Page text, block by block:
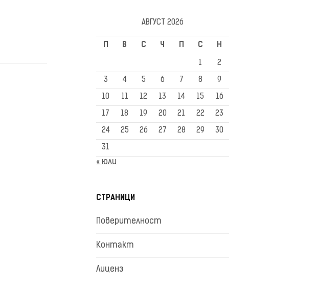
АВГУСТ 2026
В С Ч С Н
1 2
3 4 5 6 7 8 9
10 11 12 13 14 15 16
17 18 19 20 21 22 23
24 25 26 27 28 29 30
31
« юли
СТРАНИЦИ
Поверителност
Контакт
Лиценз